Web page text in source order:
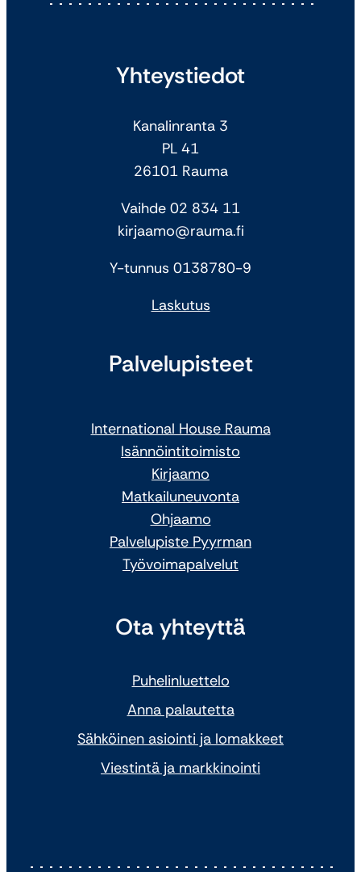
Yhteystiedot
Kanalinranta 3
PL 41
26101 Rauma
Vaihde 02 834 11
kirjaamo@rauma.fi
Y-tunnus 0138780-9
Laskutus
Palvelupisteet
International House Rauma
Isännöintitoimisto
Kirjaamo
Matkailuneuvonta
Ohjaamo
Palvelupiste Pyyrman
Työvoimapalvelut
Ota yhteyttä
Puhelinluettelo
Anna palautetta
Sähköinen asiointi ja lomakkeet
Viestintä ja markkinointi